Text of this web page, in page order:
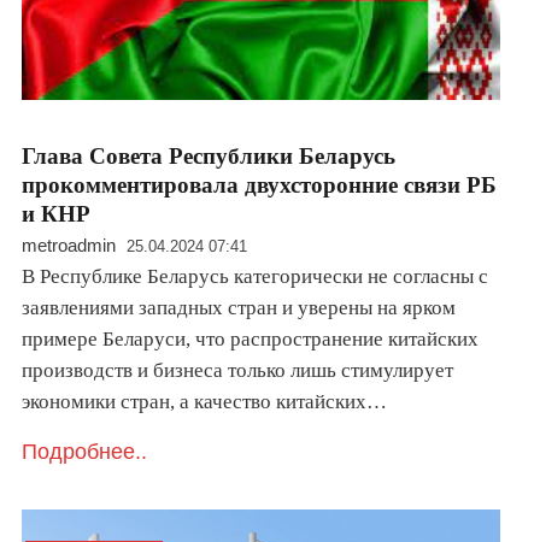
Глава Совета Республики Беларусь
прокомментировала двухсторонние связи РБ
и КНР
metroadmin 25.04.2024 07:41
В Республике Беларусь категорически не согласны с
заявлениями западных стран и уверены на ярком
примере Беларуси, что распространение китайских
производств и бизнеса только лишь стимулирует
экономики стран, а качество китайских…
Подробнее..